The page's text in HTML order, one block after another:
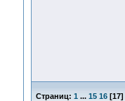
Страниц: 1 ... 15 16[17]